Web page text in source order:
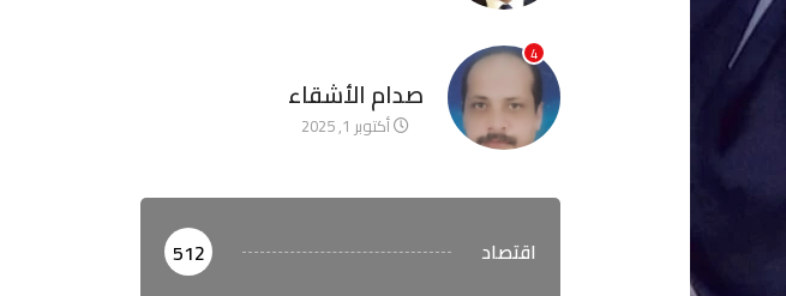
4
صدام الأشقاء
أكتوبر 1, 2025
اقتصاد 512